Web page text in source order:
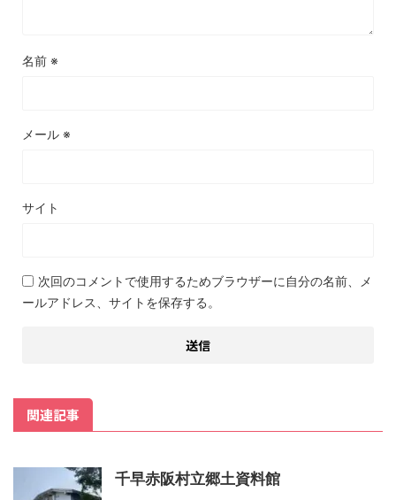
名前 ※
メール ※
サイト
次回のコメントで使用するためブラウザーに自分の名前、メ
ールアドレス、サイトを保存する。
関連記事
千早赤阪村立郷土資料館